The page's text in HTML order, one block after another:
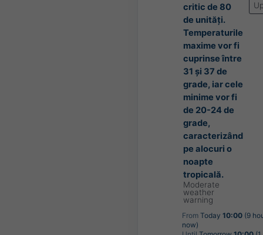
critic de 80
de unități.
Temperaturile
maxime vor fi
cuprinse între
31 și 37 de
grade, iar cele
minime vor fi
de 20-24 de
grade,
caracterizând
pe alocuri o
noapte
tropicală.
Moderate
weather
warning
From Today 10:00 (9
now)